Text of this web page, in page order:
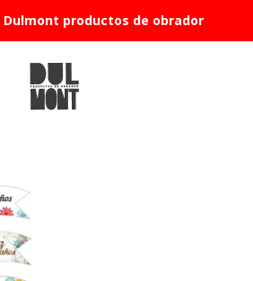
Dulmont productos de obrador